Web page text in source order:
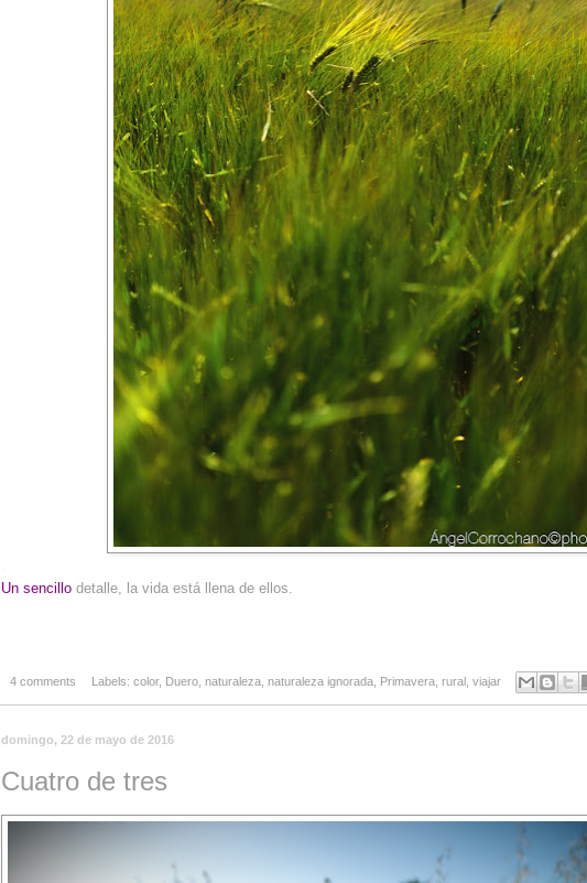
Un sencillo detalle, la vida está llena de ellos.
4 comments Labels: color, Duero, naturaleza, naturaleza ignorada, Primavera, rural, viajar
domingo, 22 de mayo de 2016
Cuatro de tres